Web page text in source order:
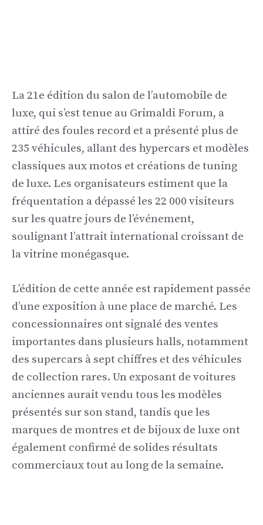
La 21e édition du salon de l’automobile de
luxe, qui s’est tenue au Grimaldi Forum, a
attiré des foules record et a présenté plus de
235 véhicules, allant des hypercars et modèles
classiques aux motos et créations de tuning
de luxe. Les organisateurs estiment que la
fréquentation a dépassé les 22 000 visiteurs
sur les quatre jours de l’événement,
soulignant l’attrait international croissant de
la vitrine monégasque.
L’édition de cette année est rapidement passée
d’une exposition à une place de marché. Les
concessionnaires ont signalé des ventes
importantes dans plusieurs halls, notamment
des supercars à sept chiffres et des véhicules
de collection rares. Un exposant de voitures
anciennes aurait vendu tous les modèles
présentés sur son stand, tandis que les
marques de montres et de bijoux de luxe ont
également confirmé de solides résultats
commerciaux tout au long de la semaine.